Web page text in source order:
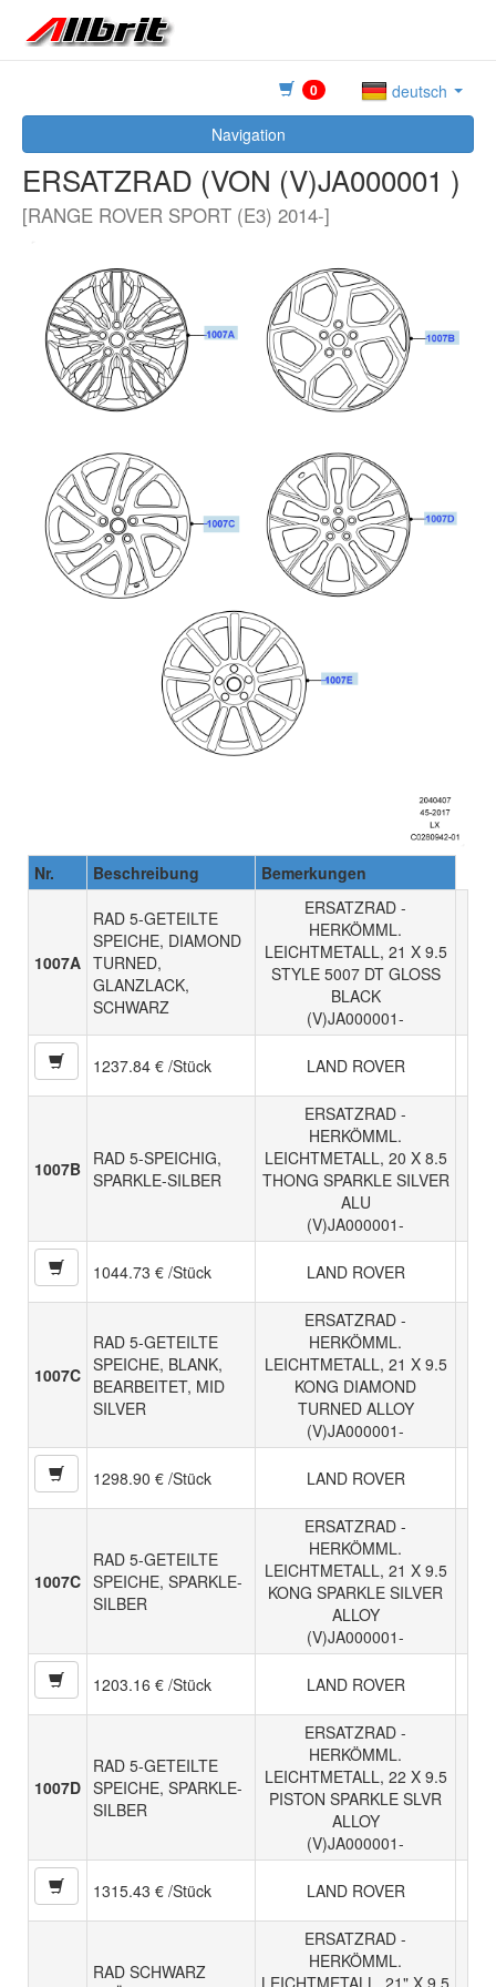
0
deutsch
Navigation
ERSATZRAD (VON (V)JA000001 )
[RANGE ROVER SPORT (E3) 2014-]
Nr. Beschreibung Bemerkungen
1007A
RAD 5-GETEILTE
SPEICHE, DIAMOND
TURNED,
GLANZLACK,
SCHWARZ
ERSATZRAD -
HERKÖMML.
LEICHTMETALL, 21 X 9.5
STYLE 5007 DT GLOSS
BLACK
(V)JA000001-
1237.84 € /Stück LAND ROVER
1007B RAD 5-SPEICHIG,
SPARKLE-SILBER
ERSATZRAD -
HERKÖMML.
LEICHTMETALL, 20 X 8.5
THONG SPARKLE SILVER
ALU
(V)JA000001-
1044.73 € /Stück LAND ROVER
1007C
RAD 5-GETEILTE
SPEICHE, BLANK,
BEARBEITET, MID
SILVER
ERSATZRAD -
HERKÖMML.
LEICHTMETALL, 21 X 9.5
KONG DIAMOND
TURNED ALLOY
(V)JA000001-
1298.90 € /Stück LAND ROVER
1007C
RAD 5-GETEILTE
SPEICHE, SPARKLE-
SILBER
ERSATZRAD -
HERKÖMML.
LEICHTMETALL, 21 X 9.5
KONG SPARKLE SILVER
ALLOY
(V)JA000001-
1203.16 € /Stück LAND ROVER
1007D
RAD 5-GETEILTE
SPEICHE, SPARKLE-
SILBER
ERSATZRAD -
HERKÖMML.
LEICHTMETALL, 22 X 9.5
PISTON SPARKLE SLVR
ALLOY
(V)JA000001-
1315.43 € /Stück LAND ROVER
RAD SCHWARZ
ERSATZRAD -
HERKÖMML.
LEICHTMETALL, 21" X 9.5